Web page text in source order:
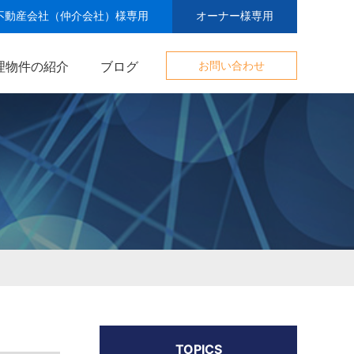
動産会社（仲介会社）様専用 オーナー様専用
物件の紹介 ブログ お問い合わせ
TOPICS